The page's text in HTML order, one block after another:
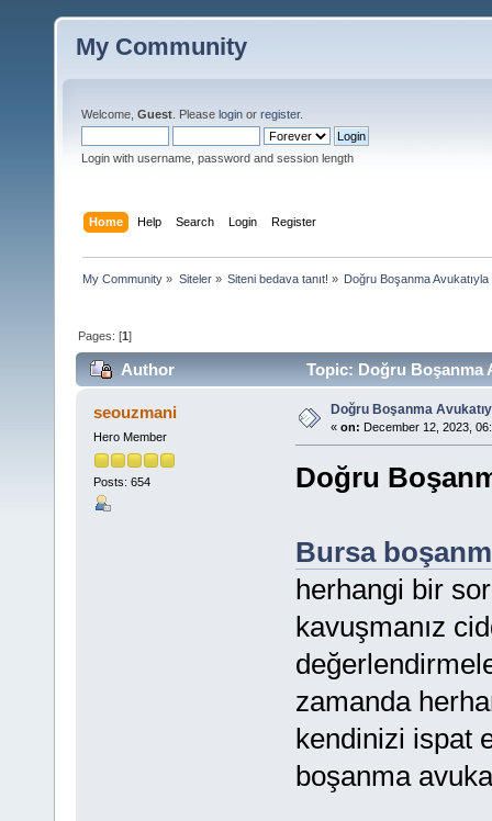
My Community
Welcome, Guest . Please login or register.
Login with username, password and session length
Home Help Search Login Register
My Community » Siteler» Siteni bedava tanıt! » Doğru Boşanma Avukatıyla
Pages: [1]
Author Topic: Doğru Boşanma
seouzmani
Hero Member
Posts: 654
Doğru Boşanma
« on: December 12, 2023,
Doğru
Bursa
herhangi bir
kavuşmanız
zamanda
kendinizi ispat
boşanma